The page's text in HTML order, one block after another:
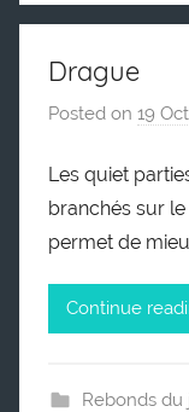
Drague
Posted on 19
Les quiet
branchés sur
permet de
Continue
Rebonds du